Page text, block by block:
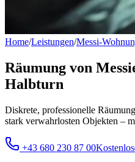
Home/Leistungen/Messi-
Räumung von
Halbturn
Diskrete, professionelle
stark verwahrlosten Objekten –
+43 680 230 87 00